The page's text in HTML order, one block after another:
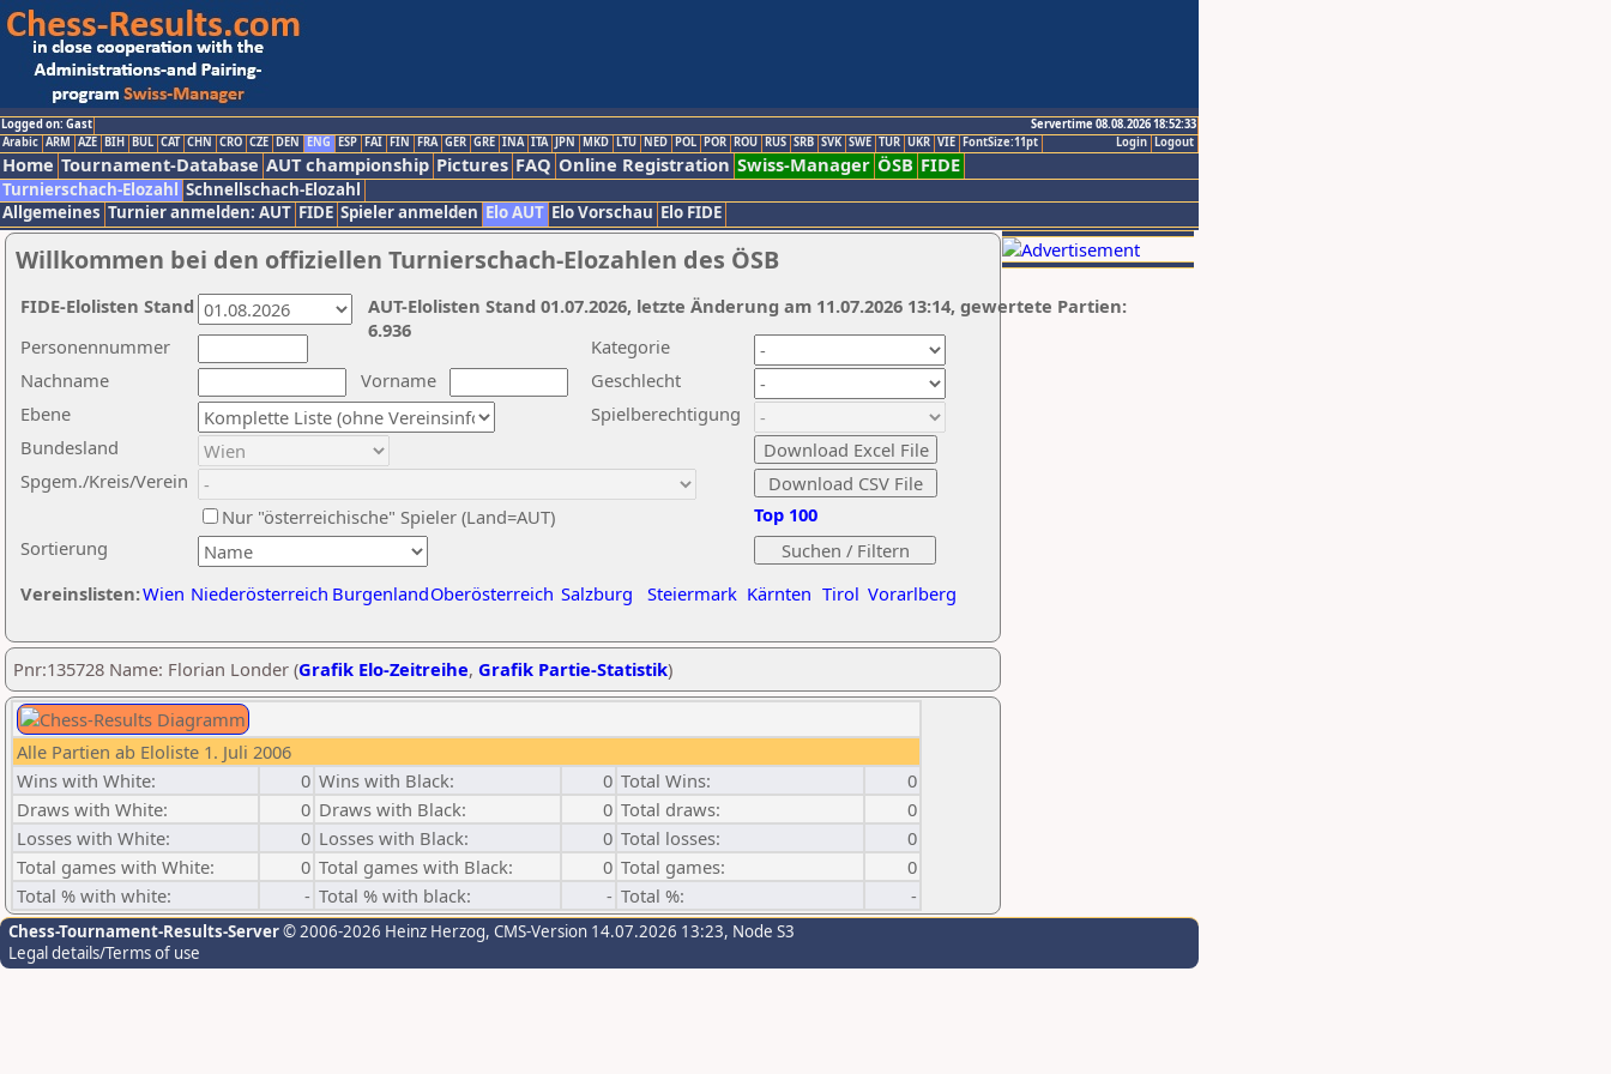
Logged on: Gast
Servertime 08.08.2026 18:52:33
Logout
Login
Arabic ARM AZE BIH BUL CAT CHN CRO CZE DEN ENG ESP FAI FIN FRA GER GRE INA ITA JPN MKD LTU NED POL POR ROU RUS SRB SVK SWE TUR UKR VIE FontSize:11pt
Home Tournament-Database AUT championship Pictures FAQ Online Registration Swiss-Manager ÖSB FIDE
Turnierschach-Elozahl Schnellschach-Elozahl
Allgemeines Turnier anmelden: AUT FIDE Spieler anmelden Elo AUT Elo Vorschau Elo FIDE
Willkommen bei den offiziellen Turnierschach-Elozahlen des ÖSB
Nachname
Vorname
Ebene
Kategorie
Sortierung
Personennummer
Bundesland
Spgem./Kreis/Verein
Geschlecht
Nur "österreichische" Spieler (Land=AUT)
Spielberechtigung
Vereinslisten:Wien Niederösterreich BurgenlandOberösterreich Salzburg Steiermark Kärnten Tirol Vorarlberg
Top 100
AUT-Elolisten Stand 01.07.2026, letzte Änderung am 11.07.2026 13:14, gewertete Partien:
6.936
FIDE-Elolisten Stand
Pnr:135728 Name: Florian Londer (Grafik Elo-Zeitreihe, Grafik Partie-Statistik)
Alle Partien ab Eloliste 1. Juli 2006
Wins with White:
0 Wins with Black: 0 Total Wins:
0
Draws with White:
0 Draws with Black: 0 Total draws:
0
Losses with White:
0 Losses with Black: 0 Total losses:
0
Total games with White:
0 Total games with Black: 0 Total games:
0
Total % with white:
- Total % with black: - Total %: -
Chess-Tournament-Results-Server© 2006-2026 Heinz Herzog, CMS-Version 14.07.2026 13:23, Node S3
Legal details/Terms of use